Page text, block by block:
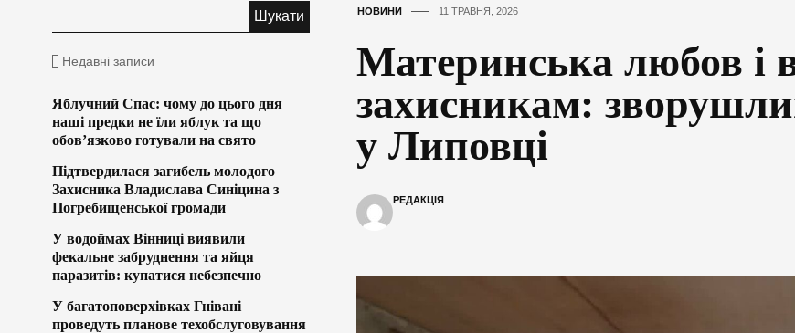
НОВИНИ 11 ТРАВНЯ, 2026
Материнська любов і
захисникам:
у Липовці
РЕДАКЦІЯ
Недавні записи
Яблучний Спас: чому до цього дня
наші предки не їли яблук та що
обов’язково готували на свято
Підтвердилася загибель молодого
Захисника Владислава Синіцина з
Погребищенської громади
У водоймах Вінниці виявили
фекальне забруднення та яйця
паразитів: купатися небезпечно
У багатоповерхівках Гнівані
проведуть планове техобслуговування